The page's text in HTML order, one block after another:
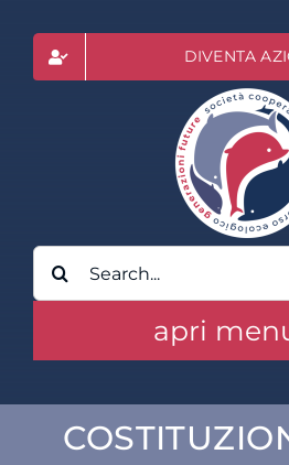
contenuto
DIVENTA
Cerca
per:
apri